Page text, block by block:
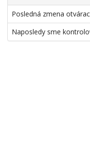
Posledná zmena
Naposledy sme